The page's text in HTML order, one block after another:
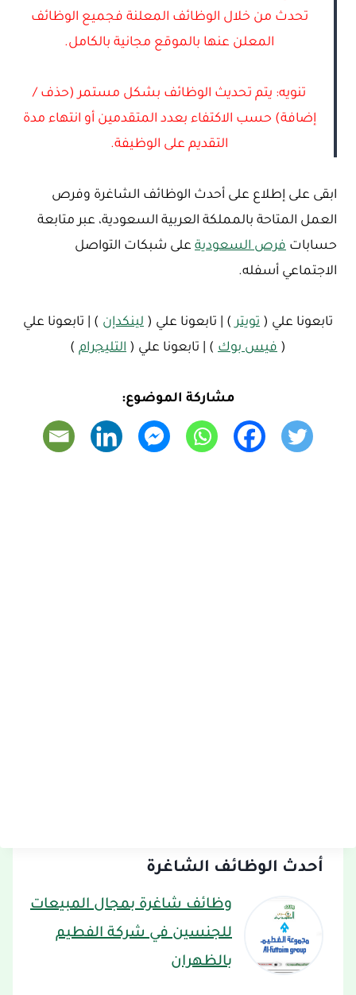
تحدث من خلال الوظائف المعلنة فجميع الوظائف
المعلن عنها بالموقع مجانية بالكامل.
تنويه: يتم تحديث الوظائف بشكل مستمر (حذف /
إضافة) حسب الاكتفاء بعدد المتقدمين أو انتهاء مدة
التقديم على الوظيفة.
ابقى على إطلاع على أحدث الوظائف الشاغرة وفرص
العمل المتاحة بالمملكة العربية السعودية، عبر متابعة
حسابات فرص السعودية على شبكات التواصل
الاجتماعي أسفله.
تابعونا علي ( تويتر ) | تابعونا علي ( لينكدإن ) | تابعونا علي
( فيس بوك ) | تابعونا علي ( التليجرام )
مشاركة الموضوع:
أحدث الوظائف الشاغرة
وظائف شاغرة بمجال المبيعات
للجنسين في شركة الفطيم
بالظهران